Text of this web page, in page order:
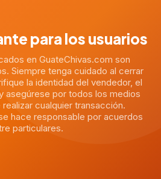
para los usuarios
en GuateChivas.com son
Siempre tenga cuidado al cerrar
la identidad del vendedor, el
asegúrese por todos los medios
cualquier transacción.
hace responsable por acuerdos
particulares.